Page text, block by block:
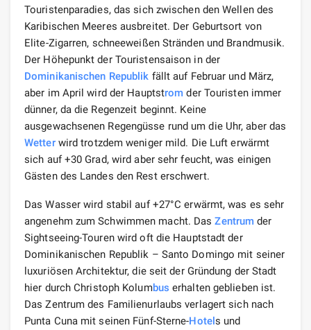
Touristenparadies, das sich zwischen den Wellen des
Karibischen Meeres ausbreitet. Der Geburtsort von
Elite-Zigarren, schneeweißen Stränden und Brandmusik.
Der Höhepunkt der Touristensaison in der
Dominikanischen Republik fällt auf Februar und März,
aber im April wird der Hauptstrom der Touristen immer
dünner, da die Regenzeit beginnt. Keine
ausgewachsenen Regengüsse rund um die Uhr, aber das
Wetterwird trotzdem weniger mild. Die Luft erwärmt
sich auf +30 Grad, wird aber sehr feucht, was einigen
Gästen des Landes den Rest erschwert.
Das Wasser wird stabil auf +27°C erwärmt, was es sehr
angenehm zum Schwimmen macht. DasZentrum der
Sightseeing-Touren wird oft die Hauptstadt der
Dominikanischen Republik – Santo Domingo mit seiner
luxuriösen Architektur, die seit der Gründung der Stadt
hier durch Christoph Kolumbus erhalten geblieben ist.
Das Zentrum des Familienurlaubs verlagert sich nach
Punta Cuna mit seinen Fünf-Sterne-Hotels und